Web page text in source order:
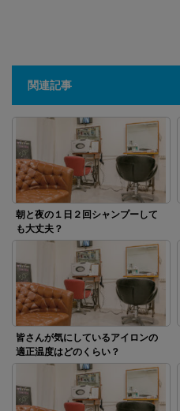
関連記事
朝と夜の１日２回シャンプーして
も大丈夫？
皆さんが気にしているアイロンの
適正温度はどのくらい？